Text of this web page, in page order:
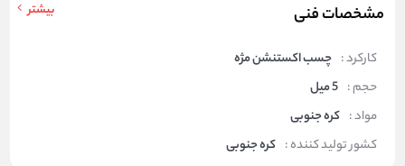
مشخصات فنی بیشتر
کارکرد : چسب اکستنشن مژه
حجم : 5 میل
مواد : کره جنوبی
کشور تولید کننده : کره جنوبی